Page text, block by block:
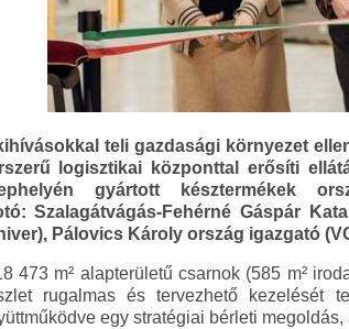
teli gazdasági környezet
logisztikai központtal erősíti
gyártott késztermékek
Szalagátvágás-Fehérné Gáspár
Pálovics Károly ország igazgató
473 m² alapterületű csarnok (585 m²
rugalmas és tervezhető kezelését
egy stratégiai bérleti